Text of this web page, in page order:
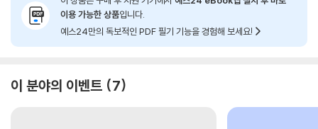
이용 가능한 상품입니다.
예스24만의 독보적인 PDF 필기 기능을 경험해 보세요!
이 분야의 이벤트 7